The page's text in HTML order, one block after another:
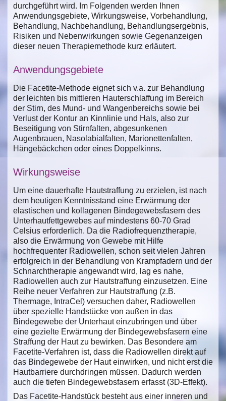
durchgeführt wird. Im Folgenden werden Ihnen
Anwendungsgebiete, Wirkungsweise, Vorbehandlung,
Behandlung, Nachbehandlung, Behandlungsergebnis,
Risiken und Nebenwirkungen sowie Gegenanzeigen
dieser neuen Therapiemethode kurz erläutert.
Anwendungsgebiete
Die Facetite-Methode eignet sich v.a. zur Behandlung
der leichten bis mittleren Hauterschlaffung im Bereich
der Stirn, des Mund- und Wangenbereichs sowie bei
Verlust der Kontur an Kinnlinie und Hals, also zur
Beseitigung von Stirnfalten, abgesunkenen
Augenbrauen, Nasolabialfalten, Marionettenfalten,
Hängebäckchen oder eines Doppelkinns.
Wirkungsweise
Um eine dauerhafte Hautstraffung zu erzielen, ist nach
dem heutigen Kenntnisstand eine Erwärmung der
elastischen und kollagenen Bindegewebsfasern des
Unterhautfettgewebes auf mindestens 60-70 Grad
Celsius erforderlich. Da die Radiofrequenztherapie,
also die Erwärmung von Gewebe mit Hilfe
hochfrequenter Radiowellen, schon seit vielen Jahren
erfolgreich in der Behandlung von Krampfadern und der
Schnarchtherapie angewandt wird, lag es nahe,
Radiowellen auch zur Hautstraffung einzusetzen. Eine
Reihe neuer Verfahren zur Hautstraffung (z.B.
Thermage, IntraCel) versuchen daher, Radiowellen
über spezielle Handstücke von außen in das
Bindegewebe der Unterhaut einzubringen und über
eine gezielte Erwärmung der Bindegewebsfasern eine
Straffung der Haut zu bewirken. Das Besondere am
Facetite-Verfahren ist, dass die Radiowellen direkt auf
das Bindegewebe der Haut einwirken, und nicht erst die
Hautbarriere durchdringen müssen. Dadurch werden
auch die tiefen Bindegewebsfasern erfasst (3D-Effekt).
Das Facetite-Handstück besteht aus einer inneren und